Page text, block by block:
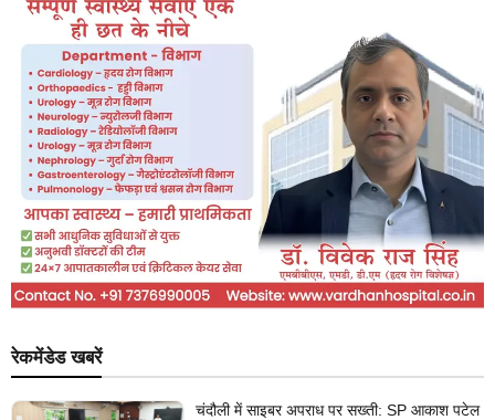
रेकमेंडेड खबरें
चंदौली में साइबर अपराध पर सख्ती: SP आकाश पटेल